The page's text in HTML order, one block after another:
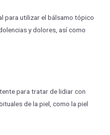
para utilizar el bálsamo tópico
y dolores, así como
para tratar de lidiar con
de la piel, como la piel